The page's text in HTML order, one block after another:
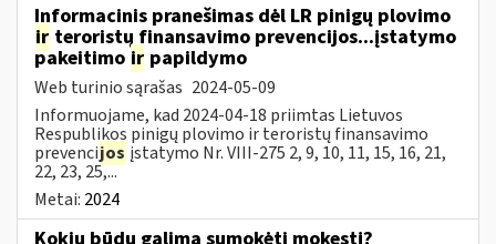
Informacinis pranešimas dėl LR pinigų plovimo
ir teroristų finansavimo prevencijos...įstatymo
pakeitimo ir papildymo
Web turinio sąrašas 2024-05-09
Informuojame, kad 2024-04-18 priimtas Lietuvos
Respublikos pinigų plovimo ir teroristų finansavimo
prevencijos įstatymo Nr. VIII-275 2, 9, 10, 11, 15, 16, 21,
22, 23, 25,...
Metai: 2024
Kokiu būdu galima sumokėti mokestį?